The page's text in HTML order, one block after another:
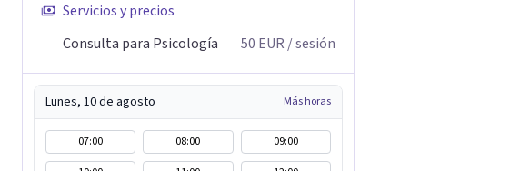
Servicios y precios
Consulta para Psicología
50 EUR / sesión
Lunes, 10 de agosto Más horas
07:00 08:00
09:00